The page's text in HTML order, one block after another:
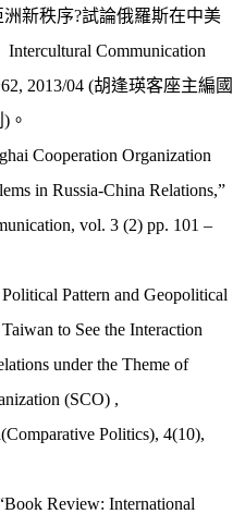
新秩序?試論俄羅斯在中美
Communication
2013/04 (胡逢瑛客座主編國
。
Cooperation Organization
in Russia-China Relations,”
vol. 3 (2) pp. 101 –
Pattern and Geopolitical
to See the Interaction
under the Theme of
(SCO) ,
Politics), 4(10),
Review: International